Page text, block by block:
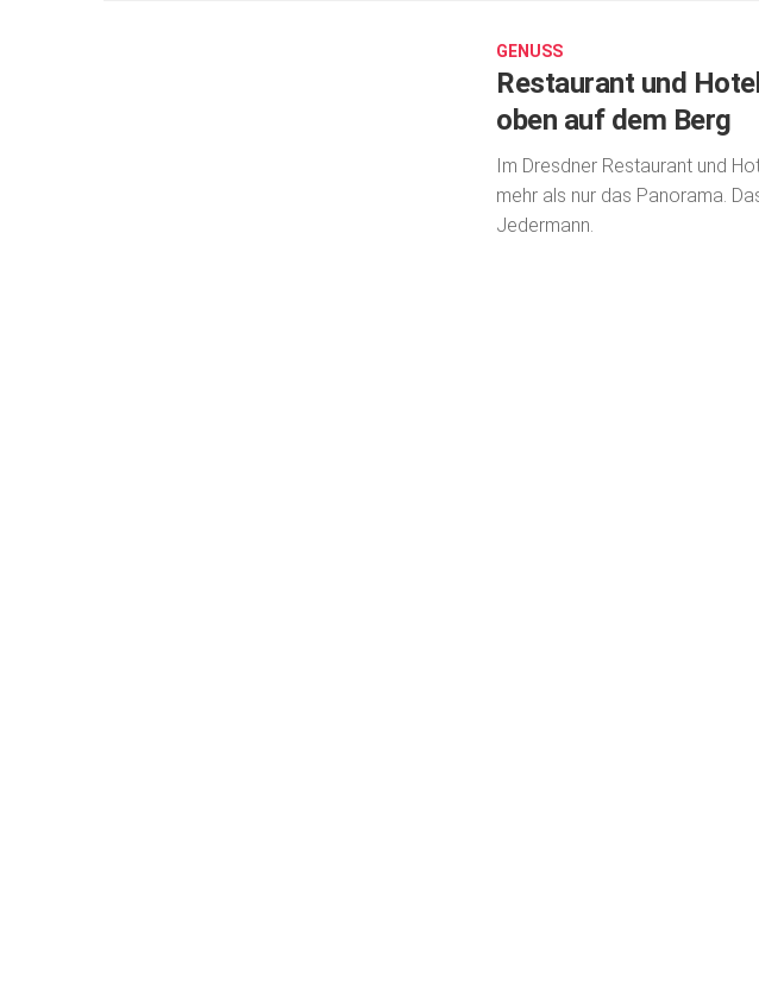
GENUSS
Restaurant und
oben auf dem Berg
Im Dresdner Restaurant und
mehr als nur das Panorama.
Jedermann.